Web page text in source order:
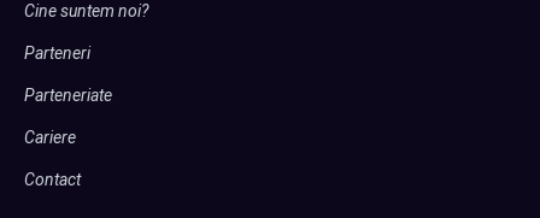
Cine suntem noi?
Parteneri
Parteneriate
Cariere
Contact